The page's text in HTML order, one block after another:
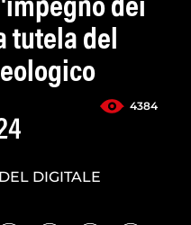
dei
tutela del
4384
DIGITALE